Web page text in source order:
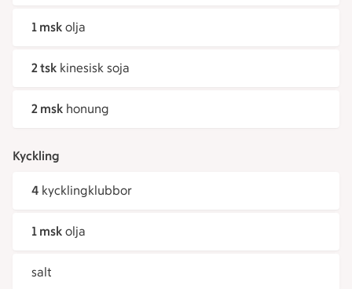
1 msk olja
2 tsk kinesisk soja
2 msk honung
Kyckling
4 kycklingklubbor
1 msk olja
salt